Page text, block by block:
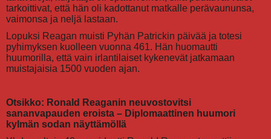
tarkoittivat, että hän oli kadottanut matkalle perävaununsa,
vaimonsa ja neljä lastaan.
Lopuksi Reagan muisti Pyhän Patrickin päivää ja totesi
pyhimyksen kuolleen vuonna 461. Hän huomautti
huumorilla, että vain irlantilaiset kykenevät jatkamaan
muistajaisia 1500 vuoden ajan.
Otsikko: Ronald Reaganin neuvostovitsi
sananvapauden eroista – Diplomaattinen huumori
kylmän sodan näyttämöllä